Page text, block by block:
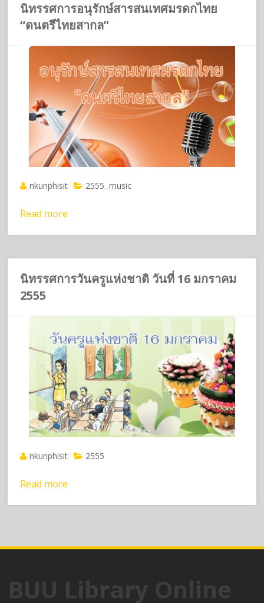
นิทรรศการอนุรักษ์สารสนเทศมรดกไทย
“ดนตรีไทยสากล”
nkunphisit 2555 ,music
Read more
นิทรรศการวันครูแห่งชาติ วันที่ 16 มกราคม
2555
nkunphisit 2555
Read more
BUU Library Online